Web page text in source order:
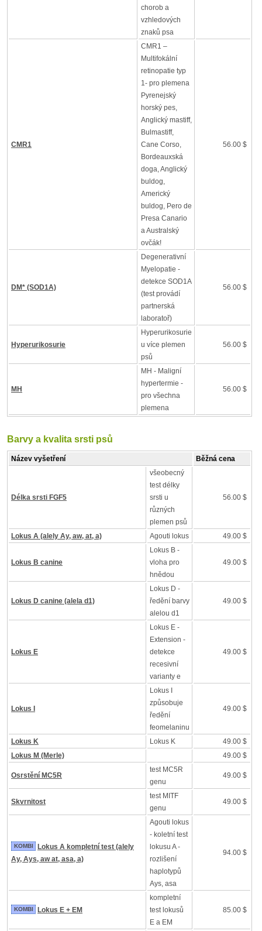
chorob a
vzhledových
znaků psa
CMR1
CMR1 –
Multifokální
retinopatie typ
1- pro plemena
Pyrenejský
horský pes,
Anglický mastiff,
Bulmastiff,
Cane Corso,
Bordeauxská
doga, Anglický
buldog,
Americký
buldog, Pero de
Presa Canario
a Australský
ovčák!
56.00 $
DM* (SOD1A)
Degenerativní
Myelopatie -
detekce SOD1A
(test provádí
partnerská
laboratoř)
56.00 $
Hyperurikosurie
Hyperurikosurie
u více plemen
psů
56.00 $
MH
MH - Maligní
hypertermie -
pro všechna
plemena
56.00 $
Barvy a kvalita srsti psů
Název vyšetření Běžná cena
Délka srsti FGF5
všeobecný
test délky
srsti u
různých
plemen psů
56.00 $
Lokus A (alely Ay, aw, at, a) Agouti lokus 49.00 $
Lokus B canine
Lokus B -
vloha pro
hnědou
49.00 $
Lokus D canine (alela d1)
Lokus D -
ředění barvy
alelou d1
49.00 $
Lokus E
Lokus E -
Extension -
detekce
recesivní
varianty e
49.00 $
Lokus I
Lokus I
způsobuje
ředění
feomelaninu
49.00 $
Lokus K Lokus K
49.00 $
Lokus M (Merle)
49.00 $
Osrstění MC5R
test MC5R
genu
49.00 $
Skvrnitost
test MITF
genu
49.00 $
KOMBI
Lokus A kompletní test (alely
Ay, Ays, aw at, asa, a)
Agouti lokus
- koletní test
lokusu A -
rozlišení
haplotypů
Ays, asa
94.00 $
KOMBI Lokus E + EM
kompletní
test lokusů
E a EM
85.00 $